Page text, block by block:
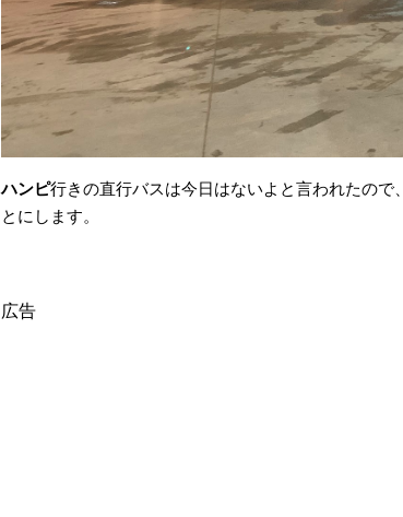
ハンピ行きの直行バスは今日はないよと言われたので、
とにします。
広告